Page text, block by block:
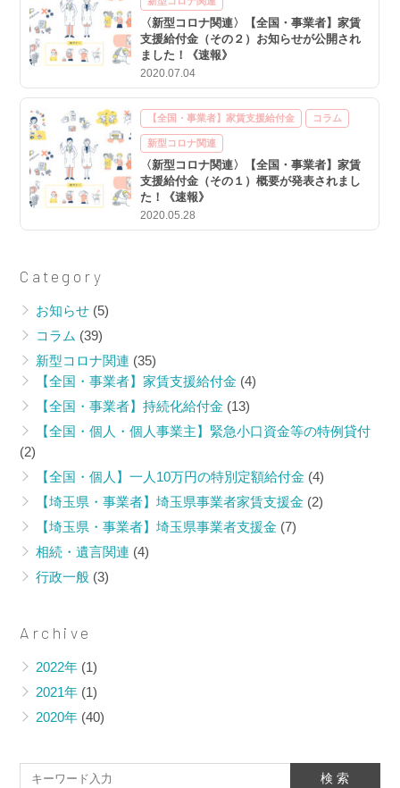
〈新型コロナ関連〉【全国・事業者】家賃
支援給付金（その２）お知らせが公開され
ました！《速報》
2020.07.04
【全国・事業者】家賃支援給付金 コラム
新型コロナ関連
〈新型コロナ関連〉【全国・事業者】家賃
支援給付金（その１）概要が発表されまし
た！《速報》
2020.05.28
Category
お知らせ (5)
コラム (39)
新型コロナ関連 (35)
【全国・事業者】家賃支援給付金 (4)
【全国・事業者】持続化給付金 (13)
【全国・個人・個人事業主】緊急小口資金等の特例貸付
(2)
【全国・個人】一人10万円の特別定額給付金 (4)
【埼玉県・事業者】埼玉県事業者家賃支援金 (2)
【埼玉県・事業者】埼玉県事業者支援金 (7)
相続・遺言関連 (4)
行政一般 (3)
Archive
2022年 (1)
2021年 (1)
2020年 (40)